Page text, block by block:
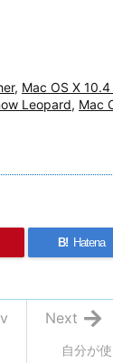
, Mac OS X
Leopard, Mac
B! Hatena
自分が
Next